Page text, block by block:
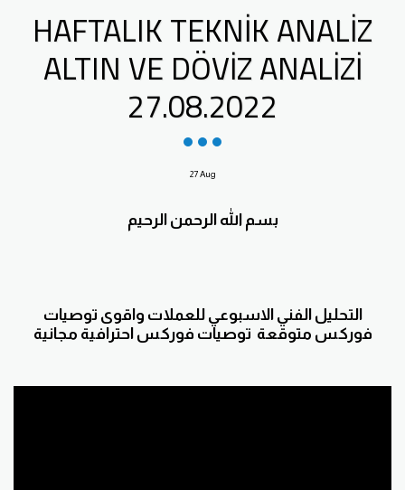
HAFTALIK TEKNIK ANALIZ
ALTIN VE DÖVIZ ANALIZI
27.08.2022
27Aug
بسم الله الرحمن الرحيم
التحليل الفني الاسبوعي للعملات واقوى توصيات
فوركس متوقعة توصيات فوركس احترافية مجانية